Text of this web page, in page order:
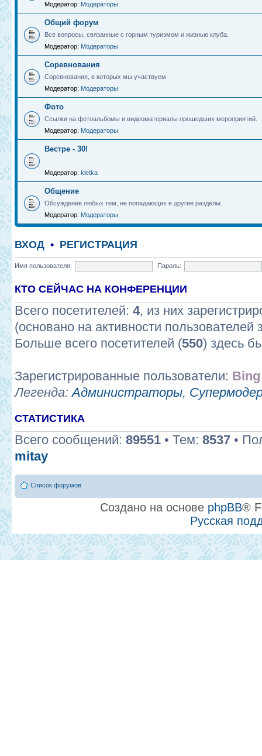
Модератор: Модераторы
Общий форум
Все вопросы, связанные с горным туризмом и жизнью клуба.
Модератор: Модераторы
Соревнования
Соревнования, в которых мы участвуем
Модератор: Модераторы
Фото
Ссылки на фотоальбомы и видеоматериалы прошедших мероприятий.
Модератор: Модераторы
Вестре - 30!
Модератор: kletka
Общение
Обсуждение любых тем, не попадающих в другие разделы.
Модератор: Модераторы
ВХОД • РЕГИСТРАЦИЯ
Имя пользователя: Пароль:
КТО СЕЙЧАС НА КОНФЕРЕНЦИИ
Всего посетителей: 4, из них
(основано на активности пользователей
Больше всего посетителей (550) здесь
Зарегистрированные пользователи:
Легенда:Администраторы,
СТАТИСТИКА
Всего сообщений: 89551 • Тем: 8537 •
mitay
Список форумов
Создано на основе phpBB®
Русская